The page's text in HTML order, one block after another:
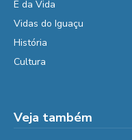
É da Vida
Vidas do Iguaçu
História
Cultura
Veja também